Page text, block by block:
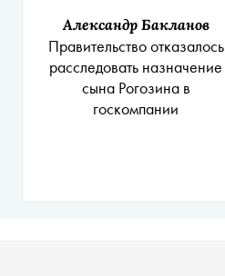
Александр Бакланов
Правительство отказалось
расследовать назначение
сына Рогозина в
госкомпании